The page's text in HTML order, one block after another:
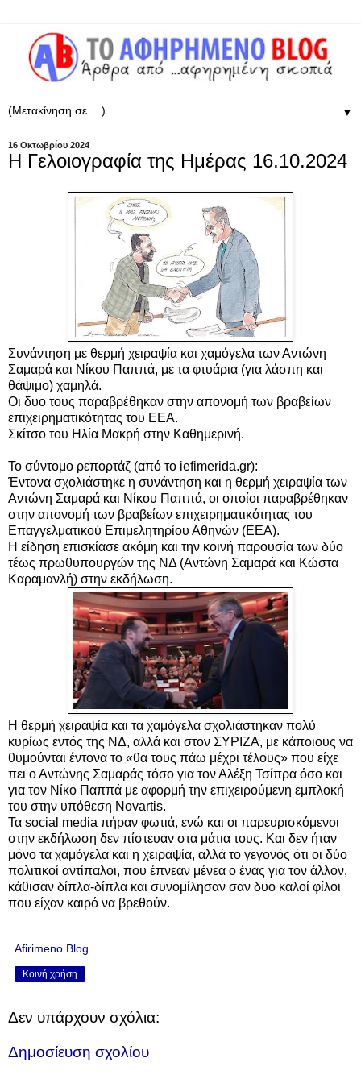
▼
16 Οκτωβρίου 2024
Η Γελοιογραφία της Ημέρας 16.10.2024
Συνάντηση με θερμή χειραψία και χαμόγελα των Αντώνη
Σαμαρά και Νίκου Παππά, με τα φτυάρια (για λάσπη και
θάψιμο) χαμηλά.
Οι δυο τους παραβρέθηκαν στην απονομή των βραβείων
επιχειρηματικότητας του ΕΕΑ.
Σκίτσο του Ηλία Μακρή στην Καθημερινή.
Το σύντομο ρεπορτάζ (από το iefimerida.gr):
Έντονα σχολιάστηκε η συνάντηση και η θερμή χειραψία των
Αντώνη Σαμαρά και Νίκου Παππά, οι οποίοι παραβρέθηκαν
στην απονομή των βραβείων επιχειρηματικότητας του
Επαγγελματικού Επιμελητηρίου Αθηνών (ΕΕΑ).
Η είδηση επισκίασε ακόμη και την κοινή παρουσία των δύο
τέως πρωθυπουργών της ΝΔ (Αντώνη Σαμαρά και Κώστα
Καραμανλή) στην εκδήλωση.
Η θερμή χειραψία και τα χαμόγελα σχολιάστηκαν πολύ
κυρίως εντός της ΝΔ, αλλά και στον ΣΥΡΙΖΑ, με κάποιους να
θυμούνται έντονα το «θα τους πάω μέχρι τέλους» που είχε
πει ο Αντώνης Σαμαράς τόσο για τον Αλέξη Τσίπρα όσο και
για τον Νίκο Παππά με αφορμή την επιχειρούμενη εμπλοκή
του στην υπόθεση Novartis.
Τα social media πήραν φωτιά, ενώ και οι παρευρισκόμενοι
στην εκδήλωση δεν πίστευαν στα μάτια τους. Και δεν ήταν
μόνο τα χαμόγελα και η χειραψία, αλλά το γεγονός ότι οι δύο
πολιτικοί αντίπαλοι, που έπνεαν μένεα ο ένας για τον άλλον,
κάθισαν δίπλα-δίπλα και συνομίλησαν σαν δυο καλοί φίλοι
που είχαν καιρό να βρεθούν.
Afirimeno Blog
Κοινή χρήση
Δεν υπάρχουν σχόλια:
Δημοσίευση σχολίου